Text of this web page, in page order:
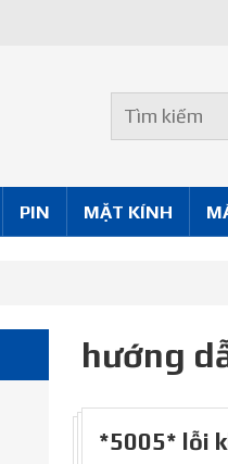
PIN MẶT KÍNH
hướng
*5005* lỗi